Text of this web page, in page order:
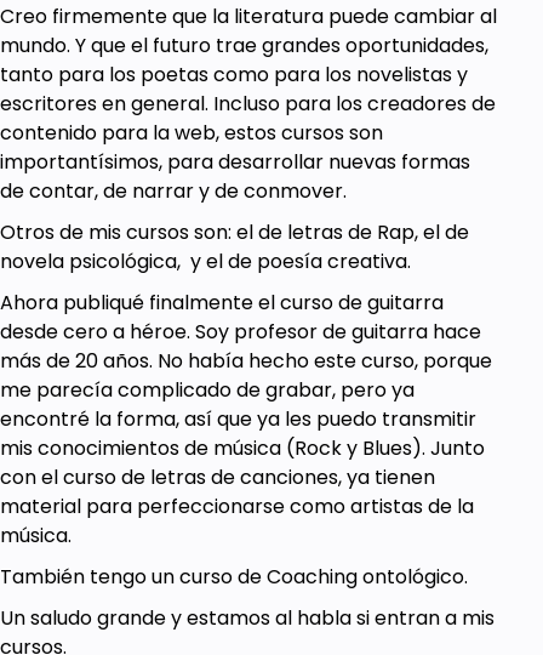
Creo firmemente que la literatura puede cambiar al
mundo. Y que el futuro trae grandes oportunidades,
tanto para los poetas como para los novelistas y
escritores en general. Incluso para los creadores de
contenido para la web, estos cursos son
importantísimos, para desarrollar nuevas formas
de contar, de narrar y de conmover.
Otros de mis cursos son: el de letras de Rap, el de
novela psicológica, y el de poesía creativa.
Ahora publiqué finalmente el curso de guitarra
desde cero a héroe. Soy profesor de guitarra hace
más de 20 años. No había hecho este curso, porque
me parecía complicado de grabar, pero ya
encontré la forma, así que ya les puedo transmitir
mis conocimientos de música (Rock y Blues). Junto
con el curso de letras de canciones, ya tienen
material para perfeccionarse como artistas de la
música.
También tengo un curso de Coaching ontológico.
Un saludo grande y estamos al habla si entran a mis
cursos.